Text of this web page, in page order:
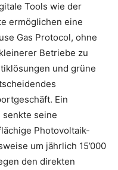
Tools wie der
ermöglichen eine
Gas Protocol, ohne
Betriebe zu
und grüne
Ein
senkte seine
Photovoltaik-
um jährlich 15’000
den direkten